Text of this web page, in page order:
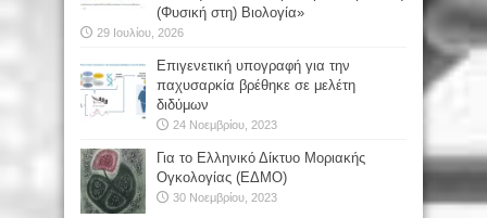
(Φυσική στη) Βιολογία»
29 Ιουλίου, 2026
Επιγενετική υπογραφή για την
παχυσαρκία βρέθηκε σε μελέτη
διδύμων
24 Νοεμβρίου, 2023
Για το Ελληνικό Δίκτυο Μοριακής
Ογκολογίας (ΕΔΜΟ)
30 Νοεμβρίου, 2023